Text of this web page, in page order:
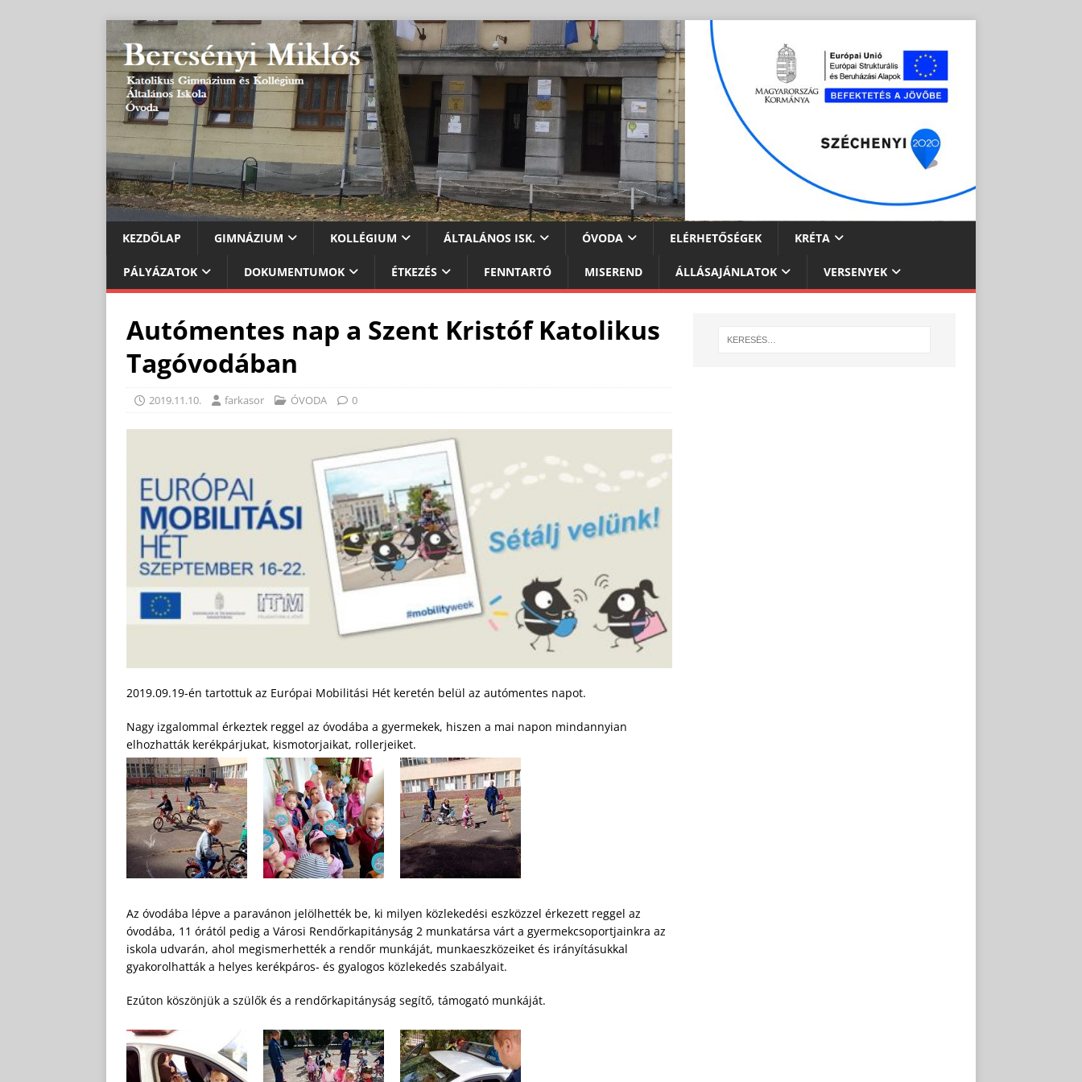
KEZDŐLAP GIMNÁZIUM KOLLÉGIUM ÁLTALÁNOS ISK. ÓVODA ELÉRHETŐSÉGEK KRÉTA
PÁLYÁZATOK DOKUMENTUMOK ÉTKEZÉS FENNTARTÓ MISEREND ÁLLÁSAJÁNLATOK VERSENYEK
Autómentes nap a Szent Kristóf Katolikus
Tagóvodában
2019.11.10. farkasor ÓVODA 0
2019.09.19-én tartottuk az Európai Mobilitási Hét keretén belül az autómentes napot.
Nagy izgalommal érkeztek reggel az óvodába a gyermekek, hiszen a mai napon mindannyian
elhozhatták kerékpárjukat, kismotorjaikat, rollerjeiket.
Az óvodába lépve a paravánon jelölhették be, ki milyen közlekedési eszközzel érkezett reggel az
óvodába, 11 órától pedig a Városi Rendőrkapitányság 2 munkatársa várt a gyermekcsoportjainkra az
iskola udvarán, ahol megismerhették a rendőr munkáját, munkaeszközeiket és irányításukkal
gyakorolhatták a helyes kerékpáros- és gyalogos közlekedés szabályait.
Ezúton köszönjük a szülők és a rendőrkapitányság segítő, támogató munkáját.